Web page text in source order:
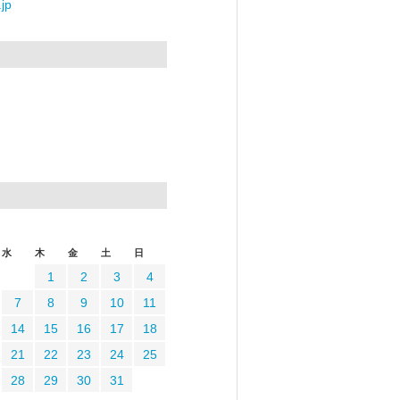
水 木 金 土 日
1 2 3
4
7
8 9 10
11
14
15 16 17
18
21
22 23 24
25
28
29 30
31